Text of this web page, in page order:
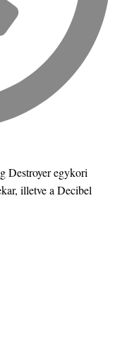
Destroyer egykori
illetve a Decibel